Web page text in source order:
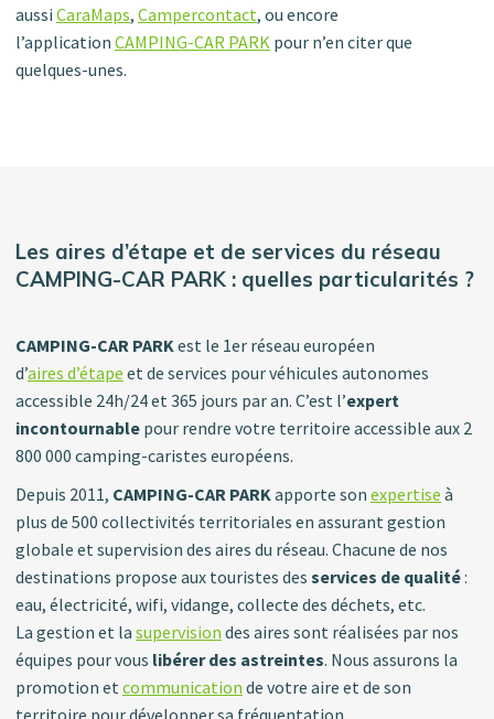
aussi CaraMaps, Campercontact, ou encore
l’application CAMPING-CAR PARK pour n’en citer que
quelques-unes.
Les aires d’étape et de services du réseau
CAMPING-CAR PARK : quelles particularités ?
CAMPING-CAR PARKest le 1er réseau européen
d’aires d’étape et de services pour véhicules autonomes
accessible 24h/24 et 365 jours par an. C’est l’expert
incontournable pour rendre votre territoire accessible aux 2
800 000 camping-caristes européens.
Depuis 2011, CAMPING-CAR PARKapporte son expertise à
plus de 500 collectivités territoriales en assurant gestion
globale et supervision des aires du réseau. Chacune de nos
destinations propose aux touristes des services de qualité:
eau, électricité, wifi, vidange, collecte des déchets, etc.
La gestion et la supervision des aires sont réalisées par nos
équipes pour vous libérer des astreintes. Nous assurons la
promotion etcommunication de votre aire et de son